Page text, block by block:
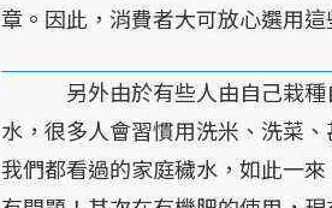
章。因此，消費者大可放心選用這
另外由於有些人由自己栽種自
水，很多人會習慣用洗米、洗菜
我們都看過的家庭穢水，如此一